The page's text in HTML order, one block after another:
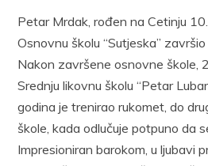
Petar Mrdak, rođen na Cetinju
Osnovnu školu “Sutjeska”
Nakon završene osnovne škole,
Srednju likovnu školu “Petar
godina je trenirao rukomet, do
škole, kada odlučuje potpuno da
Impresioniran barokom, u ljubavi